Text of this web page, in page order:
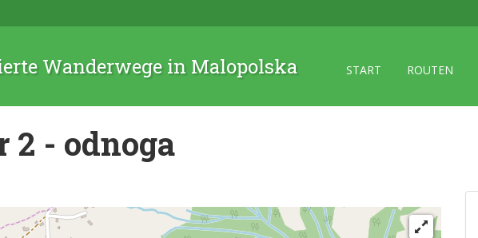
Wanderwege in Malopolska START ROUTEN
2 - odnoga